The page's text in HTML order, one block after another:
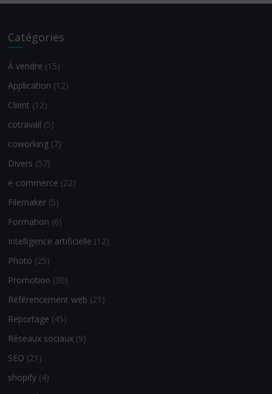
Catégories
À vendre (15)
Application (12)
Client (12)
cotravail (5)
coworking (7)
Divers (57)
e-commerce (22)
Filemaker (5)
Formation (6)
Intelligence artificielle (12)
Photo (25)
Promotion (30)
Référencement web (21)
Reportage (45)
Réseaux sociaux (9)
SEO (21)
shopify (4)